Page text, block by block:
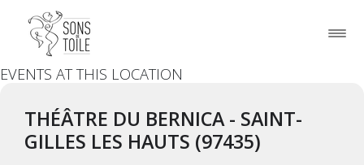
EVENTS AT THIS LOCATION
THÉÂTRE DU BERNICA - SAINT-
GILLES LES HAUTS (97435)